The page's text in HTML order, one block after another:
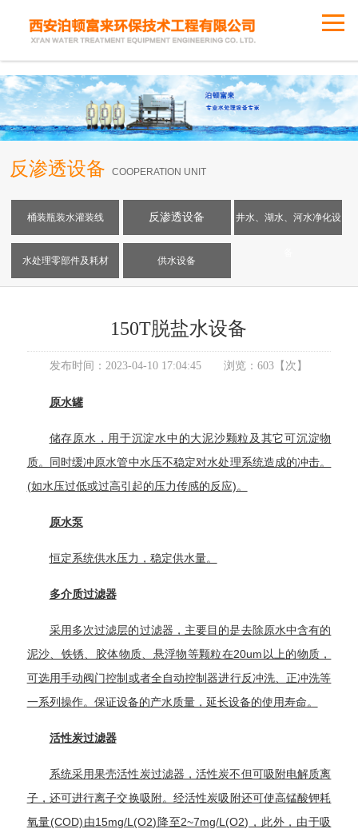
反渗透设备 COOPERATION UNIT
桶装瓶装水灌装线 反渗透设备 井水、湖水、河水净化设
水处理零部件及耗材 供水设备
150T脱盐水设备
发布时间： 2023-04-10 17:04:45 浏览：603 【次】
原水罐
储存原水，用于沉淀水中的大泥沙颗粒及其它可沉淀物
质。同时缓冲原水管中水压不稳定对水处理系统造成的冲击。
(如水压过低或过高引起的压力传感的反应)。
原水泵
恒定系统供水压力，稳定供水量。
多介质过滤器
采用多次过滤层的过滤器，主要目的是去除原水中含有的
泥沙、铁锈、胶体物质、悬浮物等颗粒在20um以上的物质，
可选用手动阀门控制或者全自动控制器进行反冲洗、正冲洗等
一系列操作。保证设备的产水质量，延长设备的使用寿命。
活性炭过滤器
系统采用果壳活性炭过滤器，活性炭不但可吸附电解质离
子，还可进行离子交换吸附。经活性炭吸附还可使高锰酸钾耗
氧量(COD)由15mg/L(O2)降至2~7mg/L(O2)，此外，由于吸